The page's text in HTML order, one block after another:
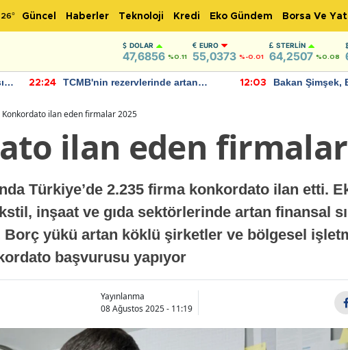
26° Güncel Haberler Teknoloji Kredi Eko Gündem Borsa Ve
DOLAR
47,6856 %0.11
EURO
55,0373 %-0.01
STERLIN
64,2507 %0.08
22:24
TCMB'nin rezervlerinde artan
12:03
Bakan Şimşek,
Konkordato ilan eden firmalar 2025
ilan eden firmalar
Türkiye’de 2.235 firma konkordato ilan etti.
inşaat ve gıda sektörlerinde artan finansal
yükü artan köklü şirketler ve bölgesel
başvurusu yapıyor
Yayınlanma
08 Ağustos 2025 - 11:19